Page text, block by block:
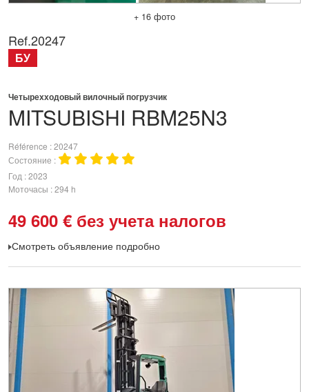
+ 16 фото
MITSUBISHI RBM25N3
Четырехходовый вилочный погрузчик
Référence 20247
Состояние
Год 2023
Моточасы 294 h
49 600 € без учета налогов
Смотреть объявление подробно
Ref.20247
БУ